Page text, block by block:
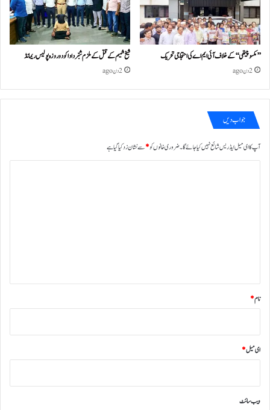
’’مکسوپیتھی‘‘ کے خلاف آئی ایم اے کی احتجاجی تحریک
2 دن ago
شیخ شمیم کے قتل کے ملزم شبّر دادا کو دو روزہ پولیس ریمانڈ
2 دن ago
جواب دیں
آپ کا ای میل ایڈریس شائع نہیں کیا جائے گا۔ضروری خانوں کو*سے نشان زد کیا گیا ہے
نام*
ای میل*
ویب‌ سائٹ